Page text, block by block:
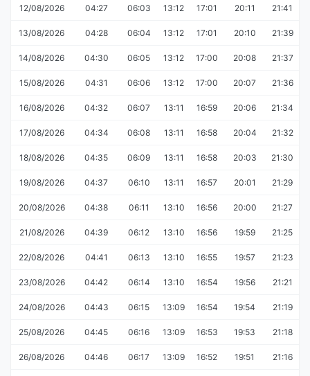
12/08/2026 04:27 06:03 13:12 17:01 20:11 21:41
13/08/2026 04:28 06:04 13:12 17:01 20:10 21:39
14/08/2026 04:30 06:05 13:12 17:00 20:08 21:37
15/08/2026 04:31 06:06 13:12 17:00 20:07 21:36
16/08/2026 04:32 06:07 13:11 16:59 20:06 21:34
17/08/2026 04:34 06:08 13:11 16:58 20:04 21:32
18/08/2026 04:35 06:09 13:11 16:58 20:03 21:30
19/08/2026 04:37 06:10 13:11 16:57 20:01 21:29
20/08/2026 04:38 06:11 13:10 16:56 20:00 21:27
21/08/2026 04:39 06:12 13:10 16:56 19:59 21:25
22/08/2026 04:41 06:13 13:10 16:55 19:57 21:23
23/08/2026 04:42 06:14 13:10 16:54 19:56 21:21
24/08/2026 04:43 06:15 13:09 16:54 19:54 21:19
25/08/2026 04:45 06:16 13:09 16:53 19:53 21:18
26/08/2026 04:46 06:17 13:09 16:52 19:51 21:16